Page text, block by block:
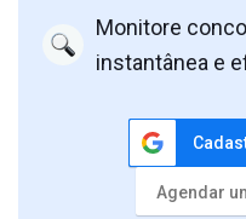
Monitore
instantânea e
Agendar